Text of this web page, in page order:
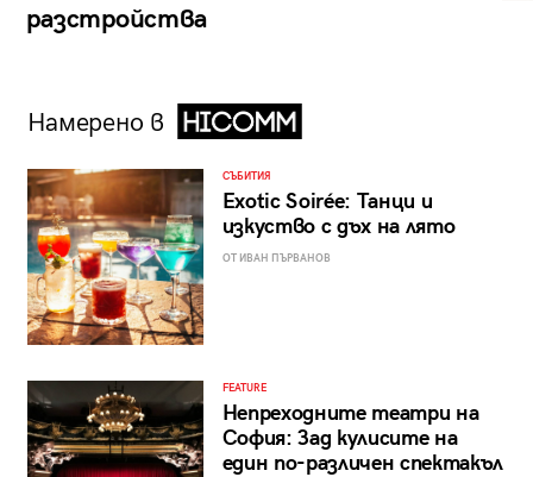
разстройства
Намерено в
СЪБИТИЯ
Exotic Soirée: Танци и
изкуство с дъх на лято
ОТ ИВАН ПЪРВАНОВ
FEATURE
Непреходните театри на
София: Зад кулисите на
един по-различен спектакъл